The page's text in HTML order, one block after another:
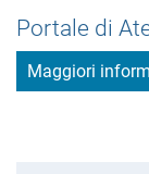
Portale di
Maggiori